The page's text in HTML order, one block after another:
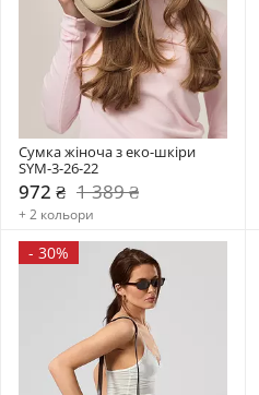
Сумка жіноча з еко-шкіри
SYM-3-26-22
972 ₴ 1 389 ₴
+ 2 кольори
- 30%